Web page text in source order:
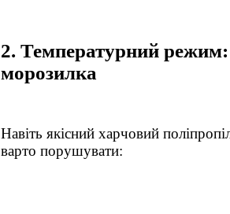
2. Температурний
морозилка
Навіть якісний харчовий
варто порушувати: